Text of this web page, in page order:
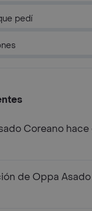
pedí
Coreano hace
de Oppa